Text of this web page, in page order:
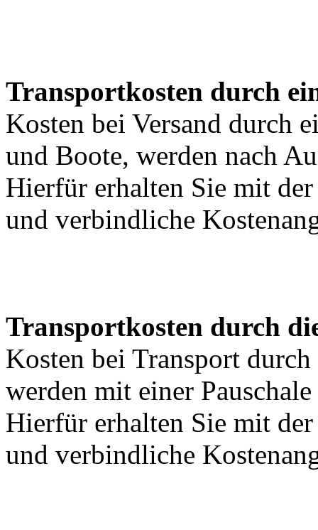
Transportkosten durch
Kosten bei Versand durch
und Boote, werden nach
Hierfür erhalten Sie mit
und verbindliche
Transportkosten durch
Kosten bei Transport
werden mit einer
Hierfür erhalten Sie mit
und verbindliche